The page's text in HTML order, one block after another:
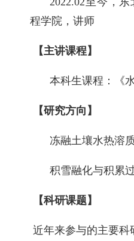
程学院，讲师
【主讲课程】
本科生课程：《
【研究方向】
冻融土壤水热溶
积雪融化与积累
【科研课题】
近年来参与的主要科